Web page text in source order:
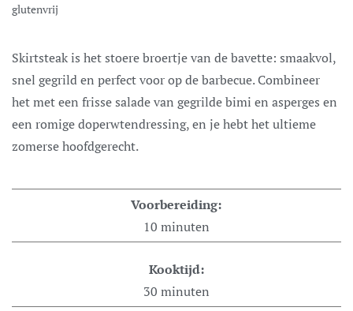
glutenvrij
Skirtsteak is het stoere broertje van de bavette: smaakvol,
snel gegrild en perfect voor op de barbecue. Combineer
het met een frisse salade van gegrilde bimi en asperges en
een romige doperwtendressing, en je hebt het ultieme
zomerse hoofdgerecht.
Voorbereiding:
10 minuten
Kooktijd:
30 minuten